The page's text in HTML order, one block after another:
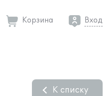
Корзина Вход
К списку